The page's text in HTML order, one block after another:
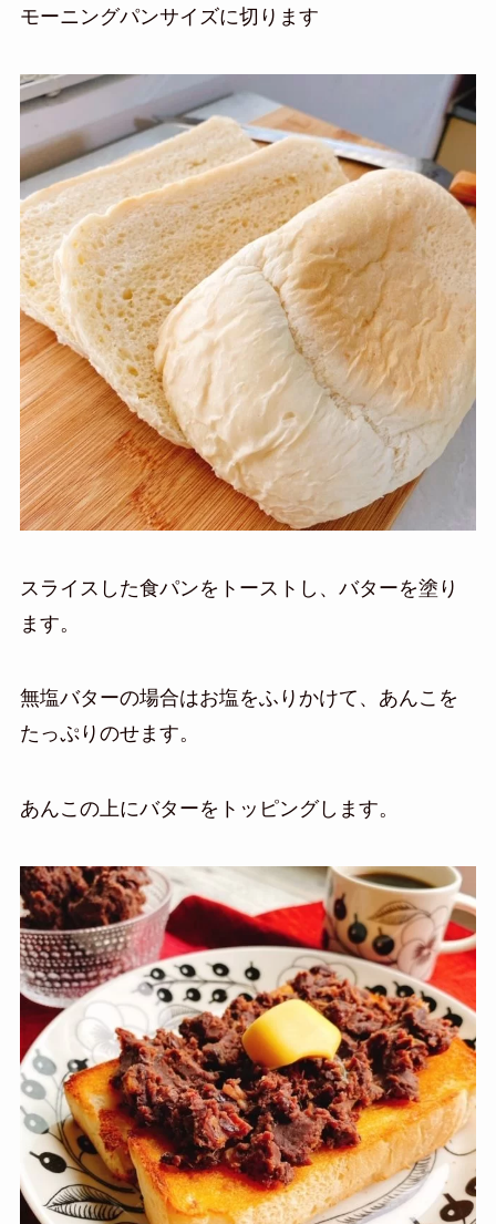
モーニングパンサイズに切ります
スライスした食パンをトーストし、バターを塗り
ます。
無塩バターの場合はお塩をふりかけて、あんこを
たっぷりのせます。
あんこの上にバターをトッピングします。